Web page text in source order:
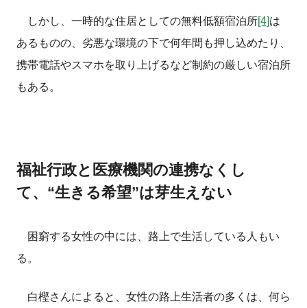
しかし、一時的な住居としての無料低額宿泊所[4]は
あるものの、劣悪な環境の下で何年間も押し込めたり、
携帯電話やスマホを取り上げるなど制約の厳しい宿泊所
もある。
福祉行政と医療機関の連携なくし
て、“生きる希望”は芽生えない
困窮する女性の中には、路上で生活している人もい
る。
白樫さんによると、女性の路上生活者の多くは、何ら